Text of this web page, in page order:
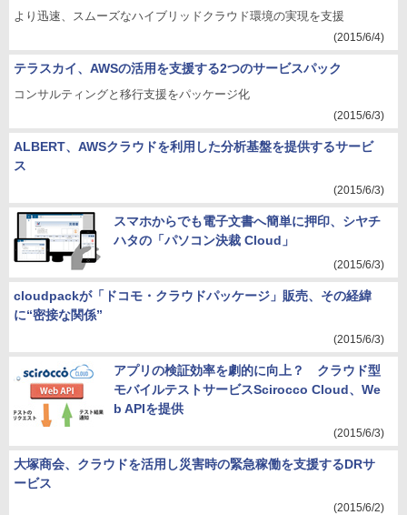
より迅速、スムーズなハイブリッドクラウド環境の実現を支援
(2015/6/4)
テラスカイ、AWSの活用を支援する2つのサービスパック
コンサルティングと移行支援をパッケージ化
(2015/6/3)
ALBERT、AWSクラウドを利用した分析基盤を提供するサービ
ス
(2015/6/3)
スマホからでも電子文書へ簡単に押印、シヤチ
ハタの「パソコン決裁 Cloud」
(2015/6/3)
cloudpackが「ドコモ・クラウドパッケージ」販売、その経緯
に“密接な関係”
(2015/6/3)
アプリの検証効率を劇的に向上？ クラウド型
モバイルテストサービスScirocco Cloud、We
b APIを提供
(2015/6/3)
大塚商会、クラウドを活用し災害時の緊急稼働を支援するDRサ
ービス
(2015/6/2)